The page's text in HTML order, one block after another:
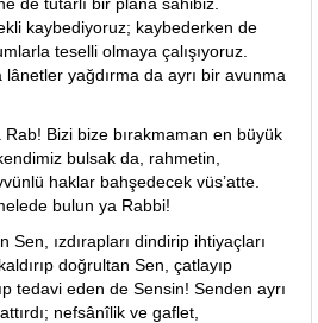
kaybediyoruz; kaybederken de
teselli olmaya çalışıyoruz.
yağdırma da ayrı bir avunma
Bizi bize bırakmaman en büyük
bulsak da, rahmetin,
haklar bahşedecek vüs’atte.
bulun ya Rabbi!
ızdırapları dindirip ihtiyaçları
doğrultan Sen, çatlayıp
tedavi eden de Sensin! Senden ayrı
nefsânîlik ve gaflet,